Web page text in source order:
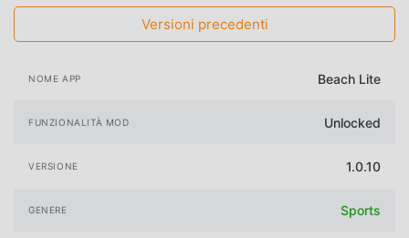
Versioni precedenti
NOME APP Beach Lite
FUNZIONALITÀ MOD Unlocked
VERSIONE 1.0.10
GENERE Sports